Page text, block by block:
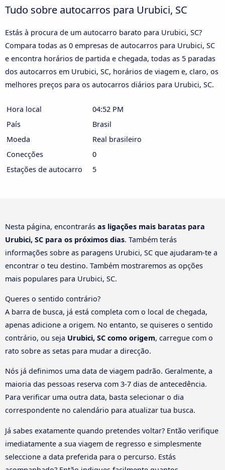
Tudo sobre autocarros para Urubici, SC
Estás à procura de um autocarro barato para Urubici, SC?
Compara todas as 0 empresas de autocarros para Urubici, SC
e encontra horários de partida e chegada, todas as 5 paradas
dos autocarros em Urubici, SC, horários de viagem e, claro, os
melhores preços para os autocarros diários para Urubici, SC.
Hora local
04:52 PM
País
Brasil
Moeda
Real brasileiro
Conecções
0
Estações de autocarro
5
Nesta página, encontrarás as ligações mais baratas para
Urubici, SC para os próximos dias. Também terás
informações sobre as paragens Urubici, SC que ajudaram-te a
encontrar o teu destino. Também mostraremos as opções
mais populares para Urubici, SC.
Queres o sentido contrário?
A barra de busca, já está completa com o local de chegada,
apenas adicione a origem. No entanto, se quiseres o sentido
contrário, ou seja Urubici, SC como origem, carregue com o
rato sobre as setas para mudar a direcção.
Nós já definimos uma data de viagem padrão. Geralmente, a
maioria das pessoas reserva com 3-7 dias de antecedência.
Para verificar uma outra data, basta selecionar o dia
correspondente no calendário para atualizar tua busca.
Já sabes exatamente quando pretendes voltar? Então verifique
imediatamente a sua viagem de regresso e simplesmente
seleccione a data preferida para o percurso. Estás